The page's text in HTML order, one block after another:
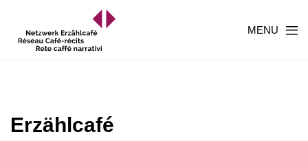
MENU
Erzählcafé